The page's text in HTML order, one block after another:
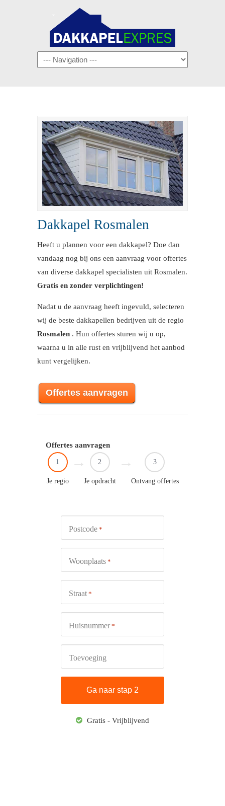
Navigation
Dakkapel Rosmalen
Heeft u plannen voor een dakkapel? Doe dan
vandaag nog bij ons een aanvraag voor offertes
van diverse dakkapel specialisten uit Rosmalen.
Gratis en zonder verplichtingen!
Nadat u de aanvraag heeft ingevuld, selecteren
wij de beste dakkapellen bedrijven uit de regio
Rosmalen . Hun offertes sturen wij u op,
waarna u in alle rust en vrijblijvend het aanbod
kunt vergelijken.
Offertes aanvragen
Offertes aanvragen
1
Je regio
2
Je opdracht
3
Ontvang offertes
Postcode *
Woonplaats *
Straat *
Huisnummer *
Toevoeging
Gratis - Vrijblijvend